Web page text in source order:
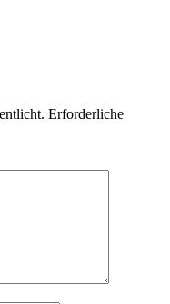
Erforderliche